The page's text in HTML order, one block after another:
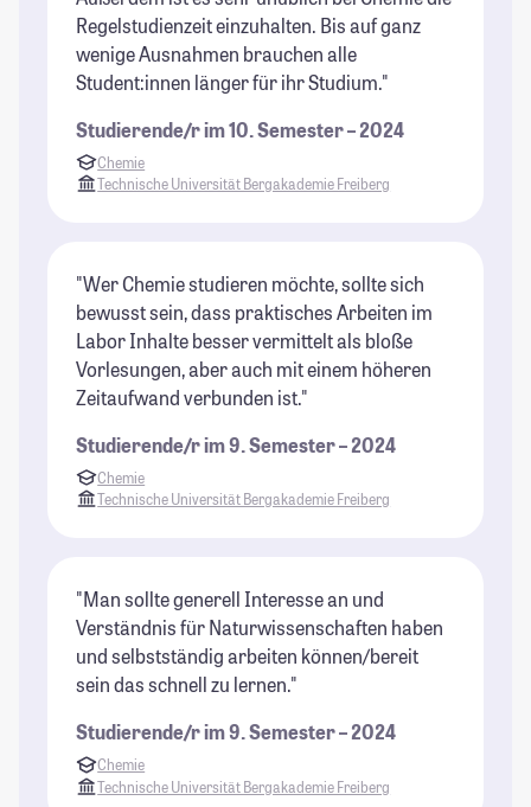
Regelstudienzeit einzuhalten. Bis auf ganz
wenige Ausnahmen brauchen alle
Student:innen länger für ihr Studium."
Studierende/r im 10. Semester – 2024
Chemie
Technische Universität Bergakademie Freiberg
"Wer Chemie studieren möchte, sollte sich
bewusst sein, dass praktisches Arbeiten im
Labor Inhalte besser vermittelt als bloße
Vorlesungen, aber auch mit einem höheren
Zeitaufwand verbunden ist."
Studierende/r im 9. Semester – 2024
Chemie
Technische Universität Bergakademie Freiberg
"Man sollte generell Interesse an und
Verständnis für Naturwissenschaften haben
und selbstständig arbeiten können/bereit
sein das schnell zu lernen."
Studierende/r im 9. Semester – 2024
Chemie
Technische Universität Bergakademie Freiberg